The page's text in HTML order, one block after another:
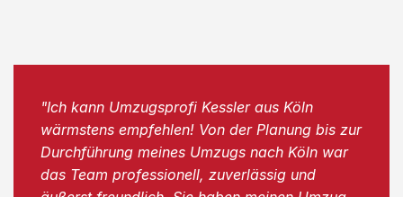
"Ich kann Umzugsprofi Kessler aus Köln
wärmstens empfehlen! Von der Planung bis zur
Durchführung meines Umzugs nach Köln war
das Team professionell, zuverlässig und